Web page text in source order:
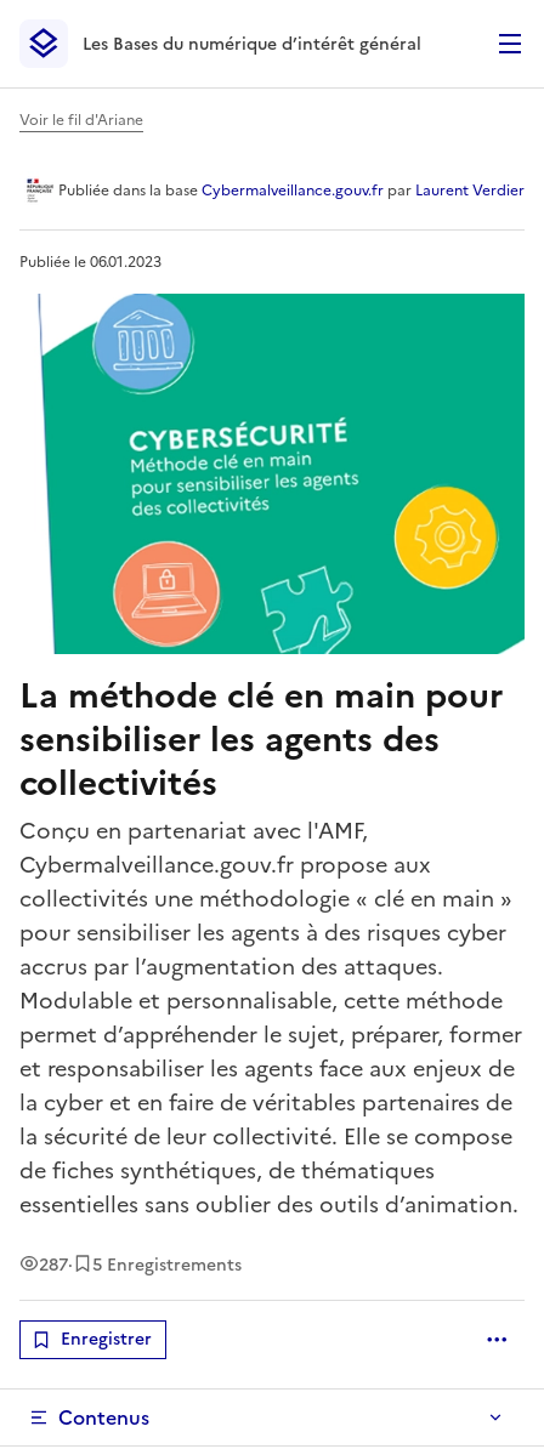
Les Bases du numérique d’intérêt général- Retour à la
Les Bases du numérique d’intérêt général
Voir le fil d'Ariane
La méthode clé en main
Publiéedans la baseCybermalveillance.gouv.fr par Laurent Verdier
Publiée le06.01.2023
La méthode clé en main pour
sensibiliser les agents des
collectivités
Conçu en partenariat avec l'AMF,
Cybermalveillance.gouv.fr propose aux
collectivités une méthodologie « clé en main »
pour sensibiliser les agents à des risques cyber
accrus par l’augmentation des attaques.
Modulable et personnalisable, cette méthode
permet d’appréhender le sujet, préparer, former
et responsabiliser les agents face aux enjeux de
la cyber et en faire de véritables partenaires de
la sécurité de leur collectivité. Elle se compose
de fiches synthétiques, de thématiques
essentielles sans oublier des outils d’animation.
287Vues
· 5 Enregistrements
Enregistrer
Contenus